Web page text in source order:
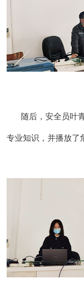
随后，安全员叶
专业知识，并播放了